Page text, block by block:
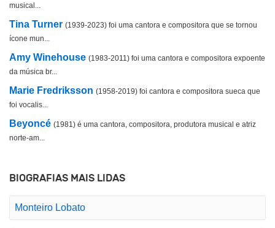
musical...
Tina Turner (1939-2023) foi uma cantora e compositora que se tornou
ícone mun...
Amy Winehouse (1983-2011) foi uma cantora e compositora expoente
da música br...
Marie Fredriksson (1958-2019) foi cantora e compositora sueca que
foi vocalis...
Beyoncé (1981) é uma cantora, compositora, produtora musical e atriz
norte-am...
BIOGRAFIAS MAIS LIDAS
Monteiro Lobato